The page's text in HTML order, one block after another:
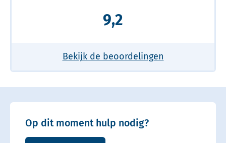
9,2
Bekijk de beoordelingen
Op dit moment hulp nodig?